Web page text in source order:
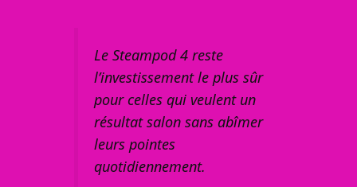
Le Steampod 4 reste
l’investissement le plus sûr
pour celles qui veulent un
résultat salon sans abîmer
leurs pointes
quotidiennement.